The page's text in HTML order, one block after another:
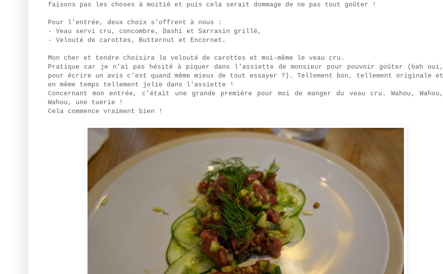
faisons pas les choses à moitié et puis cela serait dommage de ne pas tout goûter !
Pour l'entrée, deux choix s'offrent à nous :
- Veau servi cru, concombre, Dashi et Sarrasin grillé,
- Velouté de carottes, Butternut et Encornet.
Mon cher et tendre choisira le velouté de carottes et moi-même le veau cru.
Pratique car je n'ai pas hésité à piquer dans l'assiette de monsieur pour pouvoir goûter (bah oui,
pour écrire un avis c'est quand même mieux de tout essayer ?). Tellement bon, tellement originale et
en même temps tellement jolie dans l'assiette !
Concernant mon entrée, c'était une grande première pour moi de manger du veau cru. Wahou, Wahou,
Wahou, une tuerie !
Cela commence vraiment bien !